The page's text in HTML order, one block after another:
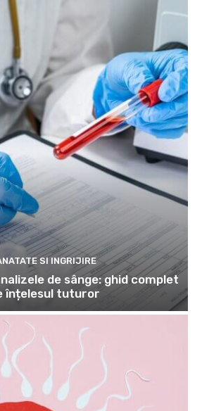
SI INGRIJIRE
de sânge: ghid complet
înțelesul tuturor